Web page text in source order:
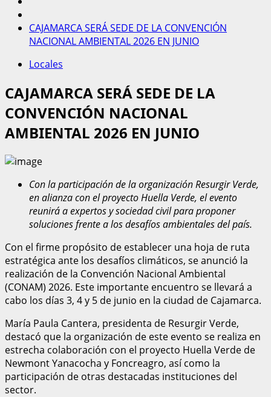
CAJAMARCA SERÁ SEDE DE LA CONVENCIÓN
NACIONAL AMBIENTAL 2026 EN JUNIO
Locales
CAJAMARCA SERÁ SEDE DE LA
CONVENCIÓN NACIONAL
AMBIENTAL 2026 EN JUNIO
Con la participación de la organización Resurgir Verde,
en alianza con el proyecto Huella Verde, el evento
reunirá a expertos y sociedad civil para proponer
soluciones frente a los desafíos ambientales del país.
Con el firme propósito de establecer una hoja de ruta
estratégica ante los desafíos climáticos, se anunció la
realización de la Convención Nacional Ambiental
(CONAM) 2026. Este importante encuentro se llevará a
cabo los días 3, 4 y 5 de junio en la ciudad de Cajamarca.
María Paula Cantera, presidenta de Resurgir Verde,
destacó que la organización de este evento se realiza en
estrecha colaboración con el proyecto Huella Verde de
Newmont Yanacocha y Foncreagro, así como la
participación de otras destacadas instituciones del
sector.